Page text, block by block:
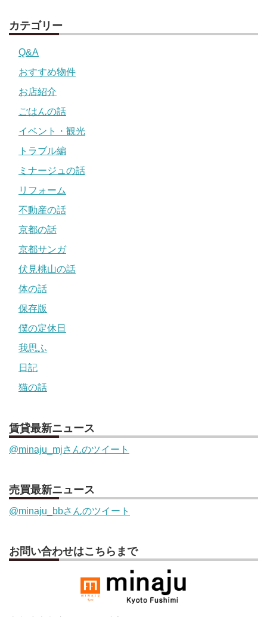
カテゴリー
Q&A
おすすめ物件
お店紹介
ごはんの話
イベント・観光
トラブル編
ミナージュの話
リフォーム
不動産の話
京都の話
京都サンガ
伏見桃山の話
体の話
保存版
僕の定休日
我思ふ
日記
猫の話
賃貸最新ニュース
@minaju_mjさんのツイート
売買最新ニュース
@minaju_bbさんのツイート
お問い合わせはこちらまで